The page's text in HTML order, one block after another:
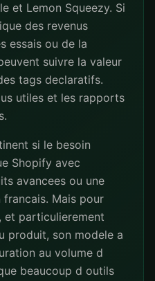
et Lemon Squeezy. Si
des revenus
essais ou de la
suivre la valeur
tags declaratifs.
utiles et les rapports
si le besoin
Shopify avec
avancees ou une
francais. Mais pour
et particulierement
produit, son modele a
au volume d
beaucoup d outils